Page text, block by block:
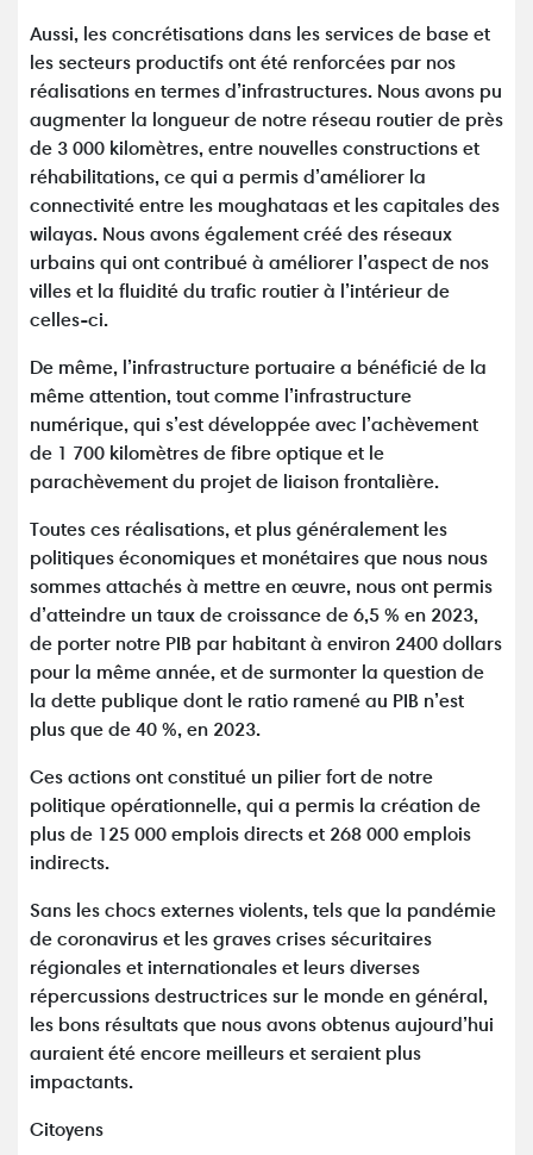
Aussi, les concrétisations dans les services de base et
les secteurs productifs ont été renforcées par nos
réalisations en termes d’infrastructures. Nous avons pu
augmenter la longueur de notre réseau routier de près
de 3 000 kilomètres, entre nouvelles constructions et
réhabilitations, ce qui a permis d’améliorer la
connectivité entre les moughataas et les capitales des
wilayas. Nous avons également créé des réseaux
urbains qui ont contribué à améliorer l’aspect de nos
villes et la fluidité du trafic routier à l’intérieur de
celles-ci.
De même, l’infrastructure portuaire a bénéficié de la
même attention, tout comme l’infrastructure
numérique, qui s’est développée avec l’achèvement
de 1 700 kilomètres de fibre optique et le
parachèvement du projet de liaison frontalière.
Toutes ces réalisations, et plus généralement les
politiques économiques et monétaires que nous nous
sommes attachés à mettre en œuvre, nous ont permis
d’atteindre un taux de croissance de 6,5 % en 2023,
de porter notre PIB par habitant à environ 2400 dollars
pour la même année, et de surmonter la question de
la dette publique dont le ratio ramené au PIB n’est
plus que de 40 %, en 2023.
Ces actions ont constitué un pilier fort de notre
politique opérationnelle, qui a permis la création de
plus de 125 000 emplois directs et 268 000 emplois
indirects.
Sans les chocs externes violents, tels que la pandémie
de coronavirus et les graves crises sécuritaires
régionales et internationales et leurs diverses
répercussions destructrices sur le monde en général,
les bons résultats que nous avons obtenus aujourd’hui
auraient été encore meilleurs et seraient plus
impactants.
Citoyens